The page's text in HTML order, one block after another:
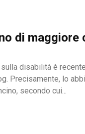
di maggiore
disabilità è
Precisamente, lo
secondo cui...